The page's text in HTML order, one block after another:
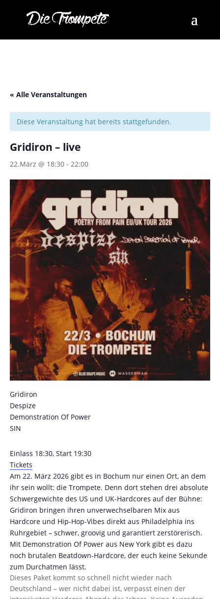
« Alle Veranstaltungen
Diese Veranstaltung hat bereits stattgefunden.
Gridiron – live
22.März @ 18:30 - 22:00
Gridiron
Despize
Demonstration Of Power
SIN
Einlass 18:30, Start 19:30
Tickets
Am 22. März 2026 gibt es in Bochum nur einen Ort, an dem
ihr sein wollt: die Trompete. Denn dort stehen drei absolute
Schwergewichte des US und UK-Hardcores auf der Bühne:
Gridiron bringen ihren unverwechselbaren Mix aus
Hardcore und Hip-Hop-Vibes direkt aus Philadelphia ins
Ruhrgebiet – schwer, groovig und garantiert zerstörerisch.
Mit Demonstration Of Power aus New York gibt es dazu
noch brutalen Beatdown-Hardcore, der euch keine Sekunde
zum Durchatmen lässt.
Dieses Paket kommt so schnell nicht wieder nach
Deutschland – wer nicht dabei ist, verpasst einen der